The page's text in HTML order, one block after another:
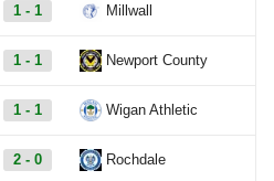
1 - 1 Millwall
1 - 1 Newport County
1 - 1 Wigan Athletic
2 - 0 Rochdale